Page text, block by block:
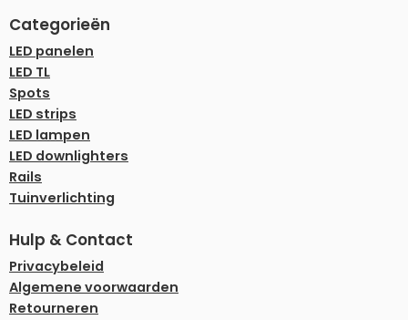
Categorieën
LED panelen
LED TL
Spots
LED strips
LED lampen
LED downlighters
Rails
Tuinverlichting
Hulp & Contact
Privacybeleid
Algemene voorwaarden
Retourneren